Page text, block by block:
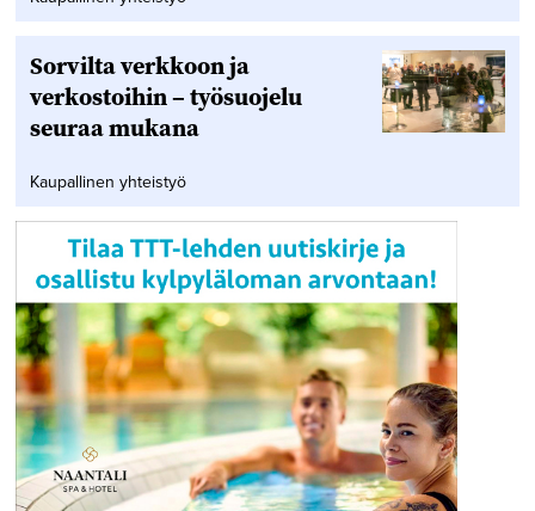
Sorvilta verkkoon ja
verkostoihin – työsuojelu
seuraa mukana
Kaupallinen yhteistyö